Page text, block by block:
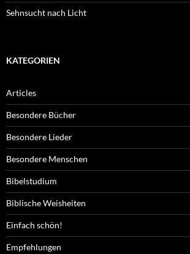
Sehnsucht nach Licht
KATEGORIEN
Articles
Besondere Bücher
Besondere Lieder
Besondere Menschen
Bibelstudium
Biblische Weisheiten
Einfach schön!
Empfehlungen